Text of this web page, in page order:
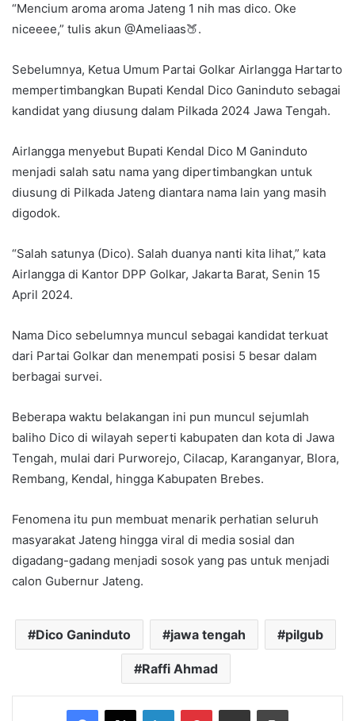
“Mencium aroma aroma Jateng 1 nih mas dico. Oke
niceeee,” tulis akun @Ameliaas🍑.
Sebelumnya, Ketua Umum Partai Golkar Airlangga Hartarto
mempertimbangkan Bupati Kendal Dico Ganinduto sebagai
kandidat yang diusung dalam Pilkada 2024 Jawa Tengah.
Airlangga menyebut Bupati Kendal Dico M Ganinduto
menjadi salah satu nama yang dipertimbangkan untuk
diusung di Pilkada Jateng diantara nama lain yang masih
digodok.
“Salah satunya (Dico). Salah duanya nanti kita lihat,” kata
Airlangga di Kantor DPP Golkar, Jakarta Barat, Senin 15
April 2024.
Nama Dico sebelumnya muncul sebagai kandidat terkuat
dari Partai Golkar dan menempati posisi 5 besar dalam
berbagai survei.
Beberapa waktu belakangan ini pun muncul sejumlah
baliho Dico di wilayah seperti kabupaten dan kota di Jawa
Tengah, mulai dari Purworejo, Cilacap, Karanganyar, Blora,
Rembang, Kendal, hingga Kabupaten Brebes.
Fenomena itu pun membuat menarik perhatian seluruh
masyarakat Jateng hingga viral di media sosial dan
digadang-gadang menjadi sosok yang pas untuk menjadi
calon Gubernur Jateng.
Dico Ganinduto jawa tengah pilgub
Raffi Ahmad
Facebook
X LinkedInPinterestShare via Email Print